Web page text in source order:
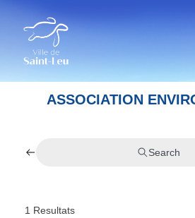
ASSOCIATION
Search
1 Resultats